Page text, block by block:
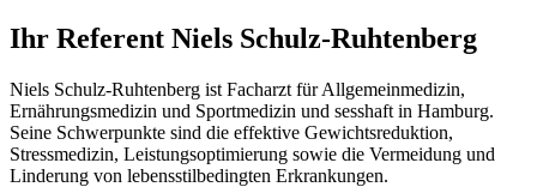
Ihr Referent Niels Schulz-Ruhtenberg
Niels Schulz-Ruhtenberg ist Facharzt für Allgemeinmedizin,
Ernährungsmedizin und Sportmedizin und sesshaft in Hamburg.
Seine Schwerpunkte sind die effektive Gewichtsreduktion,
Stressmedizin, Leistungsoptimierung sowie die Vermeidung und
Linderung von lebensstilbedingten Erkrankungen.